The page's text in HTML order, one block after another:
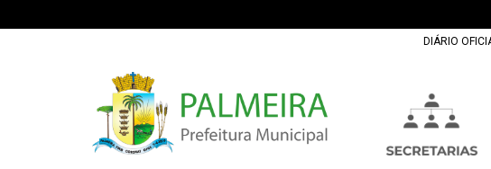
DIÁRIO